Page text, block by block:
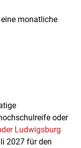
monatliche
oder
Ludwigsburg
2027 für den